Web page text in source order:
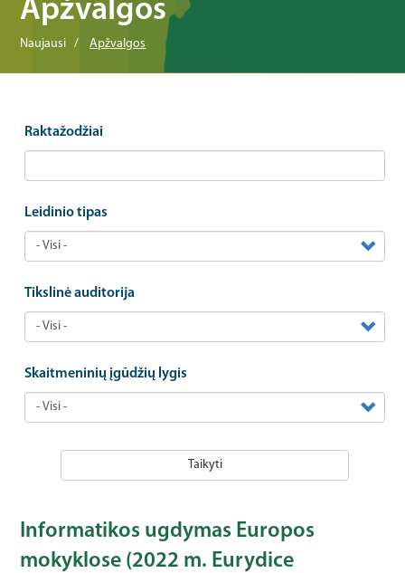
Apžvalgos
Naujausi Apžvalgos
Informatikos ugdymas Europos
mokyklose (2022 m. Eurydice
Raktažodžiai
Leidinio tipas
Tikslinė auditorija
Skaitmeninių įgūdžių lygis
Taikyti